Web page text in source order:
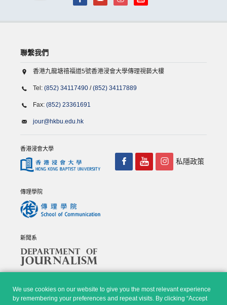
We use cookies on our website to give you the most relevant experience
by remembering your preferences and repeat visits. By clicking “Accept
聯繫我們
香港九龍塘禧福道5號香港浸會大學傳理視藝大樓
Tel: (852) 34117490 /(852) 34117889
Fax: (852) 23361691
jour@hkbu.edu.hk
香港浸會大學
傳理學院
新聞系
私隱政策